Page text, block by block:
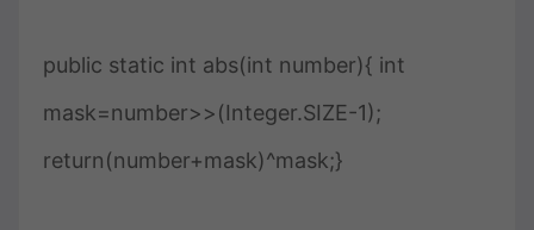
public static int abs(int number){ int
mask=number>>(Integer.SIZE-1);
return(number+mask)^mask;}